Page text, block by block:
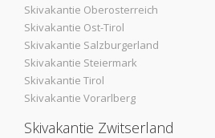
Skivakantie Oberosterreich
Skivakantie Ost-Tirol
Skivakantie Salzburgerland
Skivakantie Steiermark
Skivakantie Tirol
Skivakantie Vorarlberg
Skivakantie Zwitserland